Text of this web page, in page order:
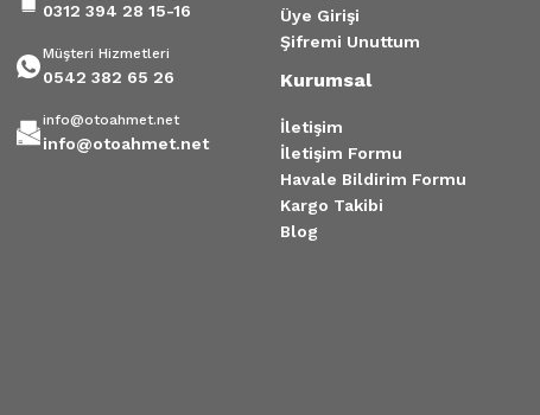
0312 394 28 15-16
Müşteri Hizmetleri
0542 382 65 26
info@otoahmet.net
info@otoahmet.net
Üye Girişi
Şifremi Unuttum
Kurumsal
İletişim
İletişim Formu
Havale Bildirim Formu
Kargo Takibi
Blog